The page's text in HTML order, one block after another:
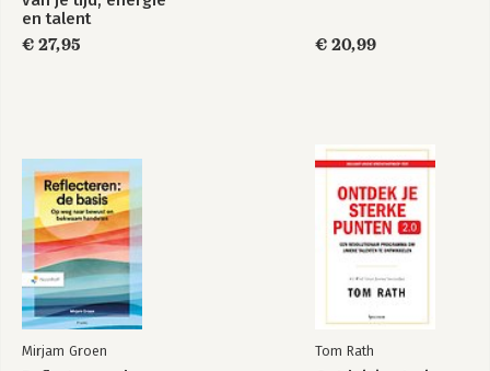
Innerlijke kracht
DRIVE: Train je
stoïcijnse mindset
Bekijk alle boeken
en talent
€ 27,95
€ 20,99
Mirjam Groen Tom Rath